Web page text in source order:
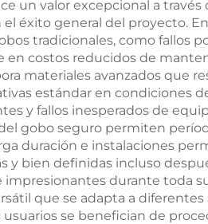
y
un valor excepcional a
éxito general del proyecto.
tradicionales, como fallos
en costos reducidos de
materiales avanzados que
estándar en condiciones
y fallos inesperados de
gobo seguro permiten
duración e instalaciones
y bien definidas incluso
durante toda
que se adapta a
usuarios se benefician de